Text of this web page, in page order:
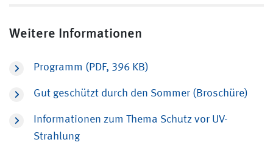
Weitere Informationen
Programm (PDF, 396 KB)
Gut geschützt durch den Sommer (Broschüre)
Informationen zum Thema Schutz vor UV-
Strahlung